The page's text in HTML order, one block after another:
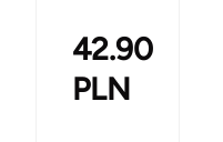
42.90
PLN